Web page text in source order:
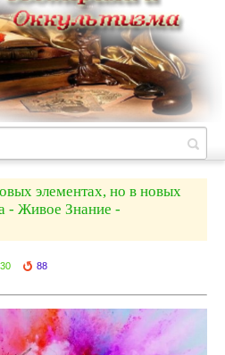
элементах, но в новых
- Живое Знание -
88